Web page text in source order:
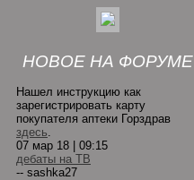
НОВОЕ НА ФОРУМЕ
Нашел инструкцию как
зарегистрировать карту
покупателя аптеки Горздрав
здесь.
07 мар 18 | 09:15
дебаты на ТВ
-- sashka27